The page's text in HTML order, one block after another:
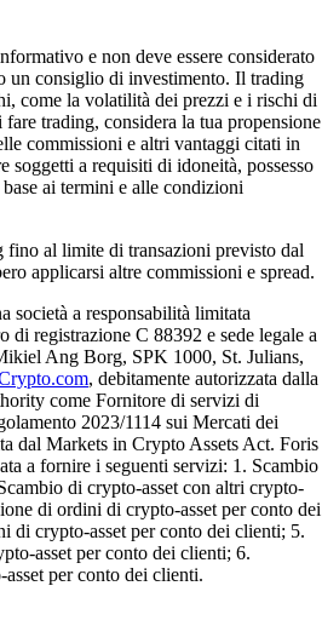
e non deve essere considerato
un consiglio di investimento. Il trading
come la volatilità dei prezzi e i rischi di
trading, considera la tua propensione
commissioni e altri vantaggi citati in
soggetti a requisiti di idoneità, possesso
ai termini e alle condizioni
al limite di transazioni previsto dal
applicarsi altre commissioni e spread.
a responsabilità limitata
di registrazione C 88392 e sede legale a
Ang Borg, SPK 1000, St. Julians,
, debitamente autorizzata dalla
come Fornitore di servizi di
2023/1114 sui Mercati dei
dal Markets in Crypto Assets Act. Foris
a fornire i seguenti servizi: 1. Scambio
di crypto-asset con altri crypto-
di ordini di crypto-asset per conto dei
di crypto-asset per conto dei clienti; 5.
asset per conto dei clienti; 6.
per conto dei clienti.